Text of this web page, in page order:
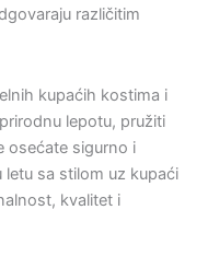
različitim
kupaćih kostima i
lepotu, pružiti
osećate sigurno i
sa stilom uz kupaći
kvalitet i